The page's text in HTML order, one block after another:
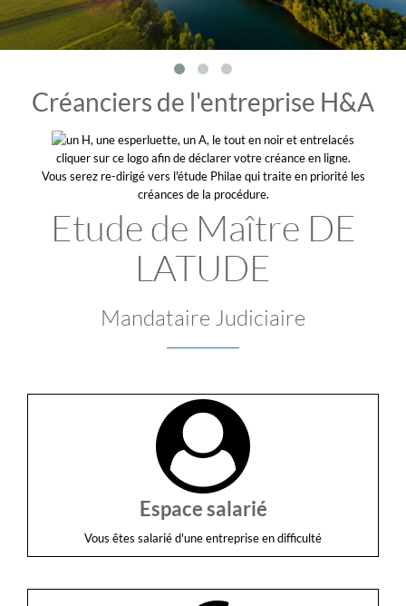
Créanciers de l'entreprise H&A
cliquer sur ce logo afin de déclarer votre créance en ligne.
Vous serez re-dirigé vers l'étude Philae qui traite en priorité les
créances de la procédure.
Etude de Maître DE
LATUDE
Mandataire Judiciaire
Espace salarié
Vous êtes salarié d'une entreprise en difficulté